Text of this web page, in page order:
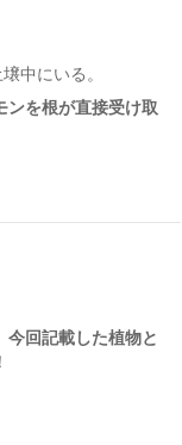
中にいる。
ンを根が直接受け取
今回記載した植物と